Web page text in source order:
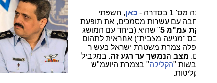
1 בסדרה - כאן, חשפתי
עם עשרות מסמכים, את תופעת
עמ"מ 5 " שהיא (ביחד עם המושג
"מניעה מצבית") אחראית לתהום
צמרת משטרת ישראל בעשור
מצב הנמשך עד רגע זה, במקביל
"הקליקה" בצמרת היועמ"ש